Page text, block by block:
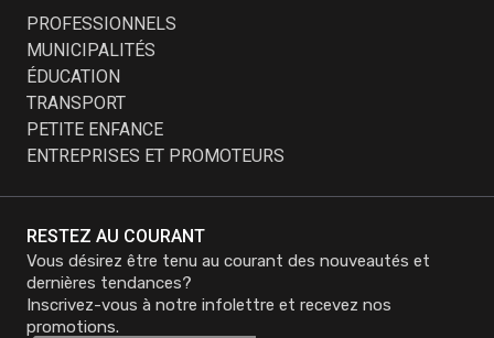
RESTEZ AU COURANT
Vous désirez être tenu au courant des nouveautés et
dernières tendances?
Inscrivez-vous à notre infolettre et recevez nos
promotions.
PROFESSIONNELS
MUNICIPALITÉS
ÉDUCATION
TRANSPORT
PETITE ENFANCE
ENTREPRISES ET PROMOTEURS